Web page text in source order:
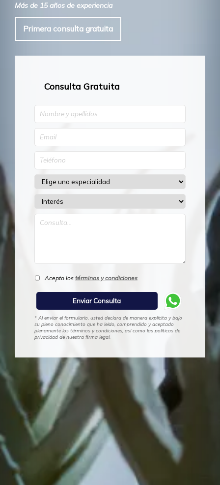
Más de 15 años de experiencia
Primera consulta gratuita
Consulta Gratuita
Acepto los términos y condiciones
* Al enviar el formulario, usted declara de manera explícita y bajo
su pleno conocimiento que ha leído, comprendido y aceptado
plenamente los términos y condiciones, así como las políticas de
privacidad de nuestra firma legal.